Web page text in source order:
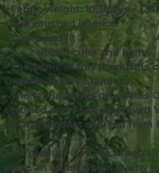
• Fabric weight: 10.3oz/yd.²
• Soft brushed interior
• Oversized fit
• 2 × 2 ribbed cuffs and hem
• The fabric of this product is
Organic Textile Standard)
• The fabric of this product is
certified and PETA-Approved
• Blank product sourced from
This product is made
place an order, which is why